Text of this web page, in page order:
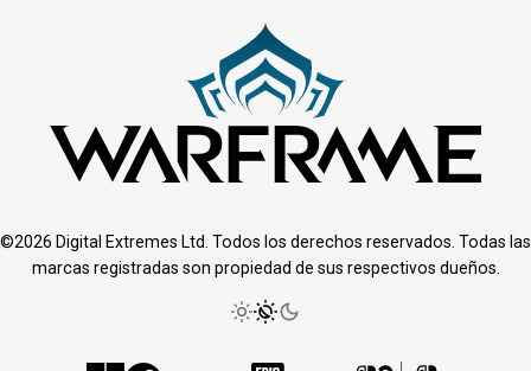
©2026 Digital Extremes Ltd. Todos los derechos reservados. Todas las
marcas registradas son propiedad de sus respectivos dueños.